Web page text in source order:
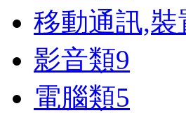
移動通訊,裝
影音類9
電腦類5